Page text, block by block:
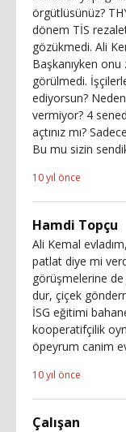
örgütlüsünüz?
dönem TİS
gözükmedi. Ali
Başkanıyken
görülmedi.
ediyorsun?
vermiyor? 4
açtınız mı?
Bu mu sizin
10 yıl önce
Hamdi Topçu
Ali Kemal
patlat diye mi
görüşmelerine de
dur, çiçek
İSG eğitimi
kooperatifçilik
öpeyrum canim
10 yıl önce
Çalışan